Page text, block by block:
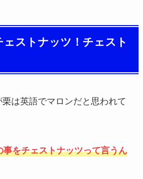
ェストナッツ！チェスト
は英語でマロンだと思われて
事をチェストナッツって言うん